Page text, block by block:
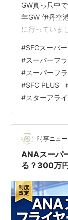
GW真っ只中
年GW 伊丹空
に行っていま
出かける予定
カード（SFC
されましたの
ANAスーパー
#SFCスーパ
#スーパーフ
#スーパーフ
#SFC PLUS
#スターアラ
時事ニュー
ANAスーパ
る？300万